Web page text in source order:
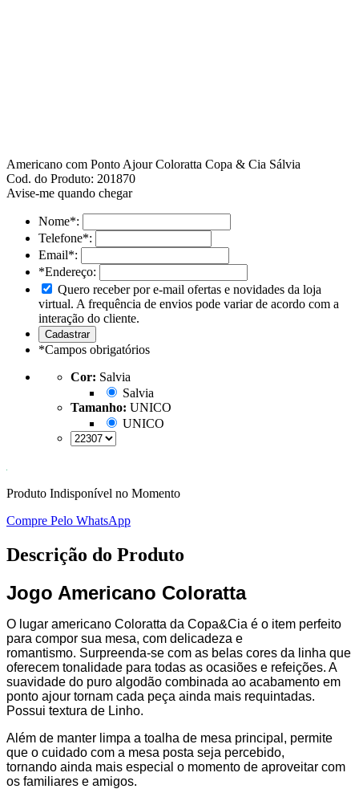
Americano com Ponto Ajour Coloratta Copa & Cia Sálvia
Cod. do Produto: 201870
Avise-me quando chegar
Nome*:
Telefone*:
Email*:
*Endereço:
Quero receber por e-mail ofertas e novidades da loja
virtual. A frequência de envios pode variar de acordo com a
interação do cliente.
*Campos obrigatórios
Cor: Salvia
Salvia
Tamanho: UNICO
UNICO
Produto Indisponível no Momento
Compre Pelo WhatsApp
Descrição do Produto
Jogo Americano Coloratta
O lugar americano Coloratta da Copa&Cia é o item perfeito
para compor sua mesa, com delicadeza e
romantismo. Surpreenda-se com as belas cores da linha que
oferecem tonalidade para todas as ocasiões e refeições. A
suavidade do puro algodão combinada ao acabamento em
ponto ajour tornam cada peça ainda mais requintadas.
Possui textura de Linho.
Além de manter limpa a toalha de mesa principal, permite
que o cuidado com a mesa posta seja percebido,
tornando ainda mais especial o momento de aproveitar com
os familiares e amigos.